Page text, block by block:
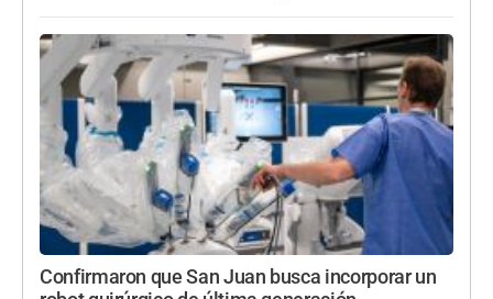
Confirmaron que San Juan busca incorporar un